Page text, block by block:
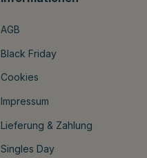
AGB
Black Friday
Cookies
Impressum
Lieferung & Zahlung
Singles Day